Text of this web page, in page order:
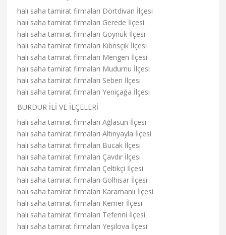
halı saha tamirat firmaları Dörtdivan İlçesi
halı saha tamirat firmaları Gerede İlçesi
halı saha tamirat firmaları Göynük İlçesi
halı saha tamirat firmaları Kıbrısçık İlçesi
halı saha tamirat firmaları Mengen İlçesi
halı saha tamirat firmaları Mudurnu İlçesi
halı saha tamirat firmaları Seben İlçesi
halı saha tamirat firmaları Yeniçağa İlçesi
BURDUR İLİ VE İLÇELERİ
halı saha tamirat firmaları Ağlasun İlçesi
halı saha tamirat firmaları Altınyayla İlçesi
halı saha tamirat firmaları Bucak İlçesi
halı saha tamirat firmaları Çavdır İlçesi
halı saha tamirat firmaları Çeltikçi İlçesi
halı saha tamirat firmaları Gölhisar İlçesi
halı saha tamirat firmaları Karamanlı İlçesi
halı saha tamirat firmaları Kemer İlçesi
halı saha tamirat firmaları Tefenni İlçesi
halı saha tamirat firmaları Yeşilova İlçesi